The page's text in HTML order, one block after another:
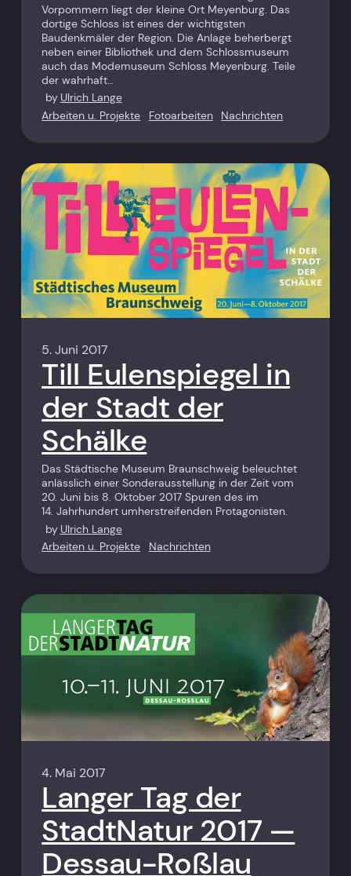
Vorpommern liegt der kleine Ort Meyenburg. Das
dortige Schloss ist eines der wichtigsten
Baudenkmäler der Region. Die Anlage beherbergt
neben einer Bibliothek und dem Schlossmuseum
auch das Modemuseum Schloss Meyenburg. Teile
der wahrhaft…
by Ulrich Lange
Arbeiten u. Projekte
Fotoarbeiten Nachrichten
5. Juni 2017
Till Eulenspiegel in
der Stadt der
Schälke
Das Städtische Museum Braunschweig beleuchtet
anlässlich einer Sonderausstellung in der Zeit vom
20. Juni bis 8. Oktober 2017 Spuren des im
14. Jahrhundert umherstreifenden Protagonisten.
by Ulrich Lange
Arbeiten u. Projekte
Nachrichten
4. Mai 2017
Langer Tag der
StadtNatur 2017 —
Dessau-Roßlau